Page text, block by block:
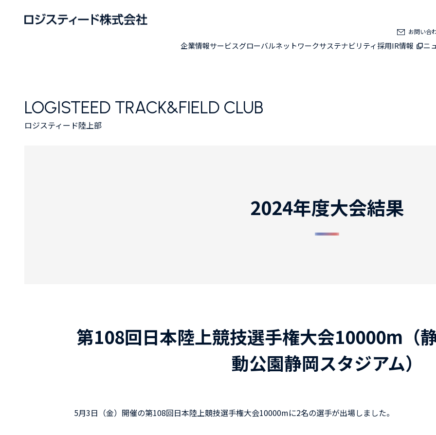
企業情報サービスグローバルネットワークサステナビリティ採用IR情報 ニ
お問い合
LOGISTEED TRACK&FIELD CLUB
ロジスティード陸上部
2024年度大会結果
第108回日本陸上競技選手権大会10000m（
動公園静岡スタジアム）
5月3日（金）開催の第108回日本陸上競技選手権大会10000mに2名の選手が出場しました。